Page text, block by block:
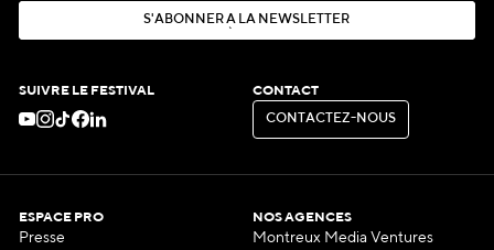
S'ABON N ER À LA N EWSLE ER
SUIVRE LE FESTIVAL CONTACT
CON ACT EZ-N OUS
CONTACTEZ-NOUS
ESPACE PRO
Presse
NOS AGENCES
Montreux Media Ventures